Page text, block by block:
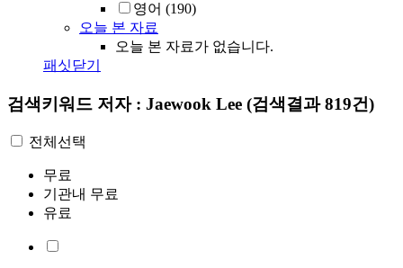
영어 (190)
오늘 본 자료
오늘 본 자료가 없습니다.
패싯닫기
검색키워드 저자 : Jaewook Lee (검색결과 819건)
전체선택
무료
기관내 무료
유료